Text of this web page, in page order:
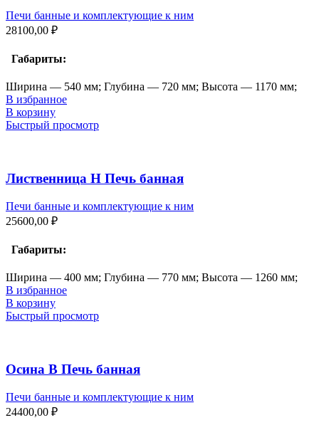
Печи банные и комплектующие к ним
28100,00 ₽
Габариты:
Ширина — 540 мм; Глубина — 720 мм; Высота — 1170 мм;
В избранное
В корзину
Быстрый просмотр
Лиственница Н Печь банная
Печи банные и комплектующие к ним
25600,00 ₽
Габариты:
Ширина — 400 мм; Глубина — 770 мм; Высота — 1260 мм;
В избранное
В корзину
Быстрый просмотр
Осина В Печь банная
Печи банные и комплектующие к ним
24400,00 ₽